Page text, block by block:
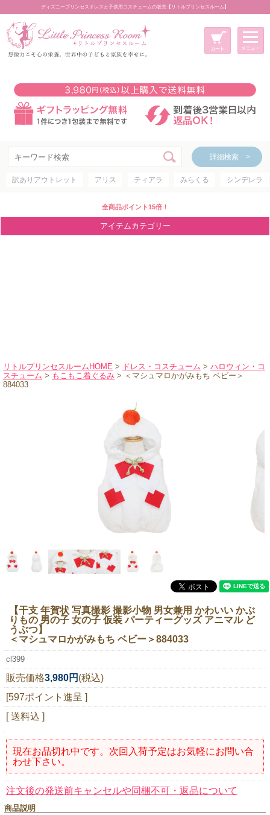
ディズニープリンセスドレスと子供用コスチュームの販売【リトルプリンセスルーム】
詳細検索 >
訳ありアウトレット アリス ティアラ みらくる シンデレラ
全商品ポイント15倍！
アイテムカテゴリー
リトルプリンセスルームHOME > ドレス・コスチューム > ハロウィン・コ
スチューム > もこもこ着ぐるみ > ＜マシュマロかがみもち ベビー＞
884033
【干支 年賀状 写真撮影 撮影小物 男女兼用 かわいい かぶ
りもの 男の子 女の子 仮装 パーティーグッズ アニマル ど
うぶつ】
＜マシュマロかがみもち ベビー＞884033
cl399
販売価格3,980円 (税込)
[597ポイント進呈 ]
[ 送料込 ]
現在お品切れ中です。次回入荷予定はお気軽にお問い合
わせ下さい。
注文後の発送前キャンセルや同梱不可・返品について
商品説明
新規会員登録
マイページ
カート
詳細検索 >
アイテムカテゴリー
ディズニープリンセス
ディズニキャラクター
アウトレット
ショッピングインフォメーション
会社概要
お支払・送料
返品・交換
よくあるご質問
レビューを見る
ニュースレター購読
当店は持続可能な開発目標「SDGs」を推進しています。